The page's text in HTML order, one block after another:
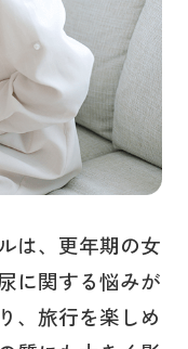
は、更年期の女
に関する悩みが
、旅行を楽しめ